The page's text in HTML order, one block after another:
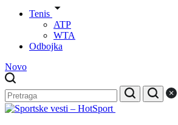
Tenis
ATP
WTA
Odbojka
Novo